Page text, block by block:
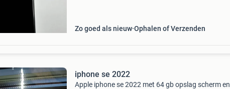
Zo goed als nieuw Ophalen of Verzenden
iphone se 2022
Apple iphone se 2022 met 64 gb opslag scherm en